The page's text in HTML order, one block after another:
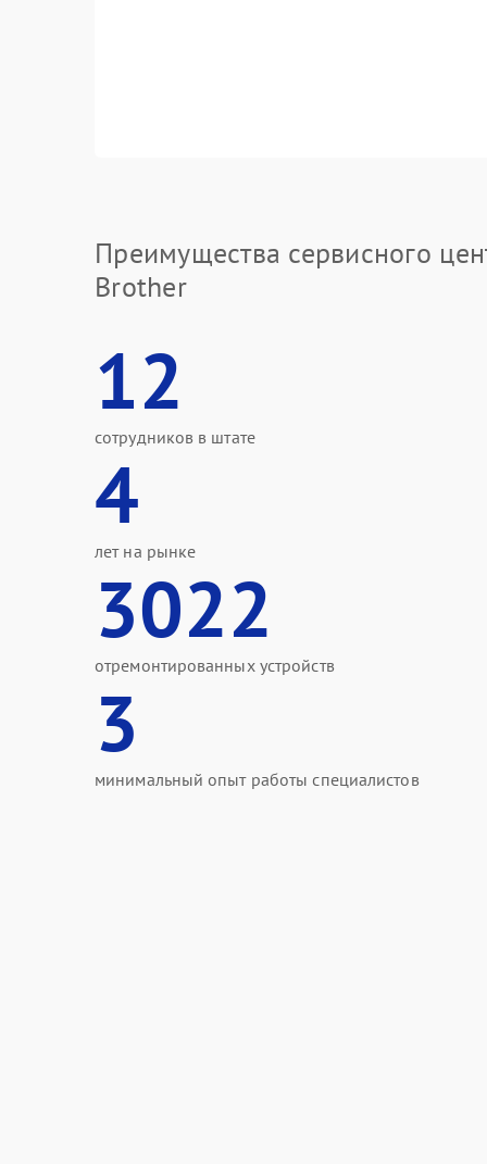
Преимущества сервисного
Brother
12
сотрудников в штате
4
лет на рынке
3022
отремонтированных устройств
3
минимальный опыт работы специалистов